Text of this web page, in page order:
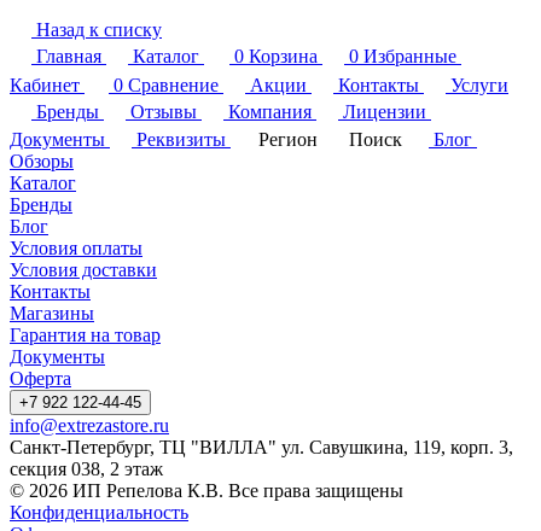
Назад к списку
Главная
Каталог 0 Корзина 0 Избранные
Кабинет
0 Сравнение Акции Контакты
Услуги
Бренды
Отзывы Компания
Лицензии
Документы
Реквизиты Регион Поиск
Блог
Обзоры
Каталог
Бренды
Блог
Условия оплаты
Условия доставки
Контакты
Магазины
Гарантия на товар
Документы
Оферта
+7 922 122-44-45
info@extrezastore.ru
Санкт-Петербург, ТЦ "ВИЛЛА" ул. Савушкина, 119, корп. 3,
секция 038, 2 этаж
© 2026 ИП Репелова К.В. Все права защищены
Конфиденциальность